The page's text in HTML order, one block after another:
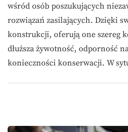
wśród osób poszukujących
rozwiązań zasilających. Dzięki
konstrukcji, oferują one szereg
dłuższa żywotność, odporność
konieczności konserwacji. W